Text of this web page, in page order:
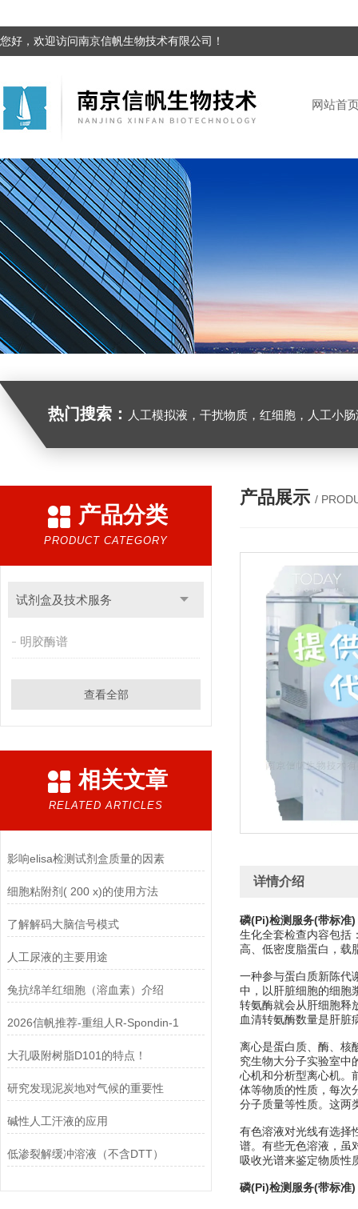
您好，欢迎访问南京信帆生物技术有限公司！
网站首
热门搜索： 人工模拟液，干扰物质，红细胞，人工小
产品分类
PRODUCT CATEGORY
试剂盒及技术服务
明胶酶谱
查看全部
相关文章
RELATED ARTICLES
影响elisa检测试剂盒质量的因素
细胞粘附剂( 200 x)的使用方法
了解解码大脑信号模式
人工尿液的主要用途
兔抗绵羊红细胞（溶血素）介绍
2026信帆推荐-重组人R-Spondin-1
大孔吸附树脂D101的特点！
研究发现泥炭地对气候的重要性
碱性人工汗液的应用
低渗裂解缓冲溶液（不含DTT）
产品展示 /
详情介绍
磷(Pi)检测服务(带标准)
生化全套检查内容包括
高、低密度脂蛋白，载
一种参与蛋白质新陈代
中，以肝脏细胞的细胞
转氨酶就会从肝细胞释
血清转氨酶数量是肝脏
离心是蛋白质、酶、核
究生物大分子实验室中
心机和分析型离心机。
体等物质的性质，每次
分子质量等性质。这两
有色溶液对光线有选择
谱。有些无色溶液，虽
吸收光谱来鉴定物质性
磷(Pi)检测服务(带标准)